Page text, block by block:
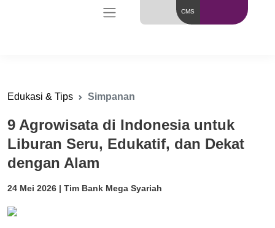
CMS
Edukasi & Tips Simpanan
9 Agrowisata di Indonesia untuk
Liburan Seru, Edukatif, dan Dekat
dengan Alam
24 Mei 2026 | Tim Bank Mega Syariah